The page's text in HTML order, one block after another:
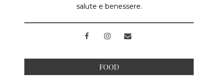
salute e benessere.
FOOD